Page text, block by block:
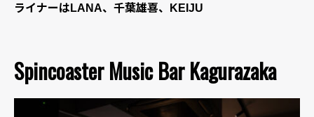
ライナーはLANA、千葉雄喜、KEIJU
Spincoaster Music Bar Kagurazaka